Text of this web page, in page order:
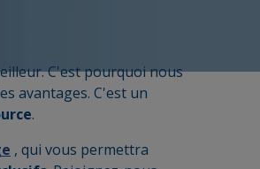
C'est pourquoi nous
avantages. C'est un
.
, qui vous permettra